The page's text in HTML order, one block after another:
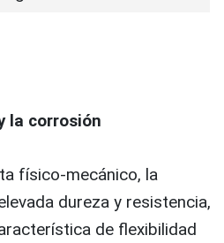
la corrosión
físico-mecánico, la
dureza y resistencia,
de flexibilidad